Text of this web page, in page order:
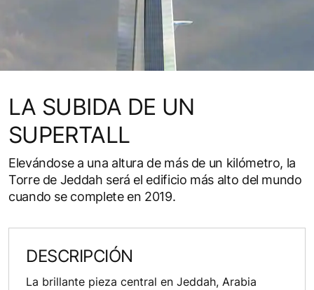
LA SUBIDA DE UN
SUPERTALL
Elevándose a una altura de más de un kilómetro, la
Torre de Jeddah será el edificio más alto del mundo
cuando se complete en 2019.
DESCRIPCIÓN
La brillante pieza central en Jeddah, Arabia